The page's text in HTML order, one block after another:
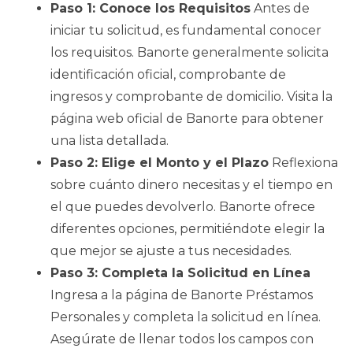
Paso 1: Conoce los Requisitos Antes de
iniciar tu solicitud, es fundamental conocer
los requisitos. Banorte generalmente solicita
identificación oficial, comprobante de
ingresos y comprobante de domicilio. Visita la
página web oficial de Banorte para obtener
una lista detallada.
Paso 2: Elige el Monto y el Plazo Reflexiona
sobre cuánto dinero necesitas y el tiempo en
el que puedes devolverlo. Banorte ofrece
diferentes opciones, permitiéndote elegir la
que mejor se ajuste a tus necesidades.
Paso 3: Completa la Solicitud en Línea
Ingresa a la página de Banorte Préstamos
Personales y completa la solicitud en línea.
Asegúrate de llenar todos los campos con